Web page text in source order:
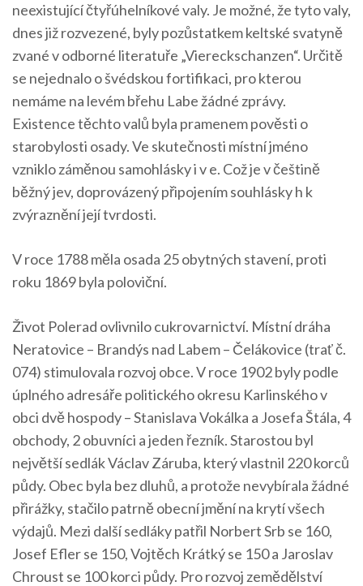
neexistující čtyřúhelníkové valy. Je možné, že tyto valy,
dnes již rozvezené, byly pozůstatkem keltské svatyně
zvané v odborné literatuře „Viereckschanzen“. Určitě
se nejednalo o švédskou fortifikaci, pro kterou
nemáme na levém břehu Labe žádné zprávy.
Existence těchto valů byla pramenem pověsti o
starobylosti osady. Ve skutečnosti místní jméno
vzniklo záměnou samohlásky i v e. Což je v češtině
běžný jev, doprovázený připojením souhlásky h k
zvýraznění její tvrdosti.
V roce 1788 měla osada 25 obytných stavení, proti
roku 1869 byla poloviční.
Život Polerad ovlivnilo cukrovarnictví. Místní dráha
Neratovice – Brandýs nad Labem – Čelákovice (trať č.
074) stimulovala rozvoj obce. V roce 1902 byly podle
úplného adresáře politického okresu Karlinského v
obci dvě hospody – Stanislava Vokálka a Josefa Štála, 4
obchody, 2 obuvníci a jeden řezník. Starostou byl
největší sedlák Václav Záruba, který vlastnil 220 korců
půdy. Obec byla bez dluhů, a protože nevybírala žádné
přirážky, stačilo patrně obecní jmění na krytí všech
výdajů. Mezi další sedláky patřil Norbert Srb se 160,
Josef Efler se 150, Vojtěch Krátký se 150 a Jaroslav
Chroust se 100 korci půdy. Pro rozvoj zemědělství